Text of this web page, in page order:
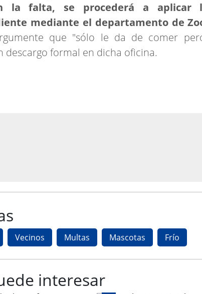
la falta, se procederá a aplicar
mediante el departamento de
que "sólo le da de comer
descargo formal en dicha oficina.
Vecinos Multas Mascotas Frío
interesar